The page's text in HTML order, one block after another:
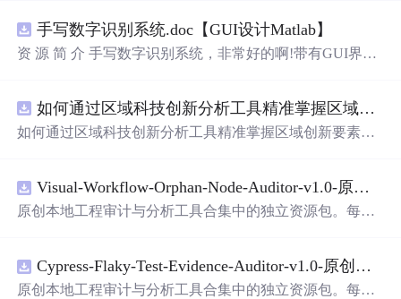
手写数字识别系统.doc【GUI设计Matlab】
资 源 简 介 手写数字识别系统，非常好的啊!带有GUI界
带有直观的图形用户界面（GUI），非常容易使用。你只
需要将手写数字输入系统，它将立即给出准确的识别结
是一个非常方便和实用的工具，你一定会喜欢它的！
如何通过区域科技创新分析工具精准掌握区域创新要素分布与产业链融合现状？.docx
如何通过区域科技创新分析工具精准掌握区域创新要素分
Visual-Workflow-Orphan-Node-Auditor-v1.0-原创源码与文档.zip
原创本地工程审计与分析工具合集中的独立资源包。每个
README、运行说明、功能清单、MIT License及原创与授
权声明。解压后进入project目录，执行npm test验证算法，
Cypress-Flaky-Test-Evidence-Auditor-v1.0-原创源码与文档.zip
原创本地工程审计与分析工具合集中的独立资源包。每个